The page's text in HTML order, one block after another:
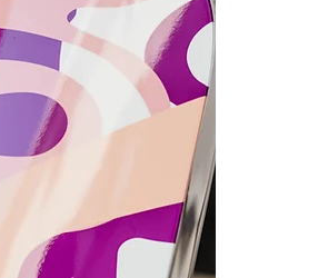
Voz de Varishana © Infinity Photography _ Nadica
TRICICLO © 2019 foto Nik Vidmar
Bufandas © 2017 foto Katja Žagar
Presentador © 2019 foto Miro Majcen (para